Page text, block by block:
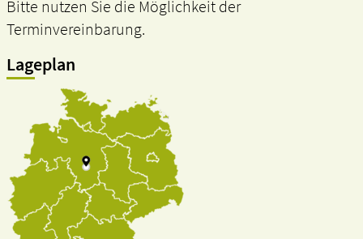
Bitte nutzen Sie die Möglichkeit der
Terminvereinbarung.
Lageplan